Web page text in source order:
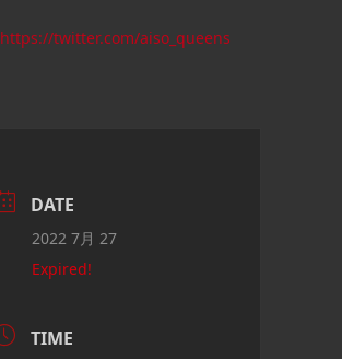
https://twitter.com/aiso_queens
DATE
2022 7月 27
Expired!
TIME